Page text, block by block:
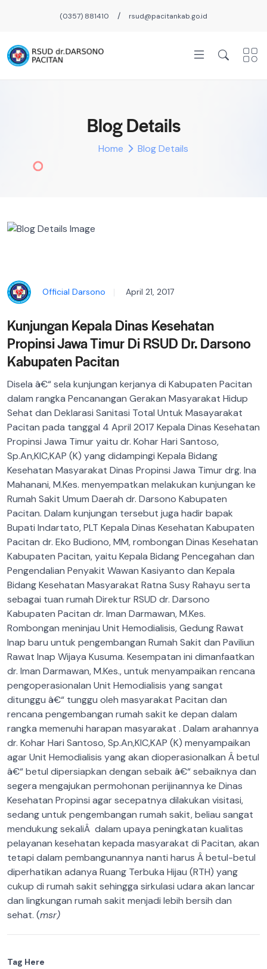
(0357) 881410 / rsud@pacitankab.go.id
Blog Details
Home Blog Details
Official Darsono April 21, 2017
Kunjungan Kepala Dinas Kesehatan
Propinsi Jawa Timur Di RSUD Dr. Darsono
Kabupaten Pacitan
Disela â€“ sela kunjungan kerjanya di Kabupaten Pacitan
dalam rangka Pencanangan Gerakan Masyarakat Hidup
Sehat dan Deklarasi Sanitasi Total Untuk Masayarakat
Pacitan pada tanggal 4 April 2017 Kepala Dinas Kesehatan
Propinsi Jawa Timur yaitu dr. Kohar Hari Santoso,
Sp.An,KIC,KAP (K) yang didampingi Kepala Bidang
Kesehatan Masyarakat Dinas Propinsi Jawa Timur drg. Ina
Mahanani, M.Kes. menyempatkan melakukan kunjungan ke
Rumah Sakit Umum Daerah dr. Darsono Kabupaten
Pacitan. Dalam kunjungan tersebut juga hadir bapak
Bupati Indartato, PLT Kepala Dinas Kesehatan Kabupaten
Pacitan dr. Eko Budiono, MM, rombongan Dinas Kesehatan
Kabupaten Pacitan, yaitu Kepala Bidang Pencegahan dan
Pengendalian Penyakit Wawan Kasiyanto dan Kepala
Bidang Kesehatan Masyarakat Ratna Susy Rahayu serta
sebagai tuan rumah Direktur RSUD dr. Darsono
Kabupaten Pacitan dr. Iman Darmawan, M.Kes.
Rombongan meninjau Unit Hemodialisis, Gedung Rawat
Inap baru untuk pengembangan Rumah Sakit dan Paviliun
Rawat Inap Wijaya Kusuma. Kesempatan ini dimanfaatkan
dr. Iman Darmawan, M.Kes., untuk menyampaikan rencana
pengoperasionalan Unit Hemodialisis yang sangat
ditunggu â€“ tunggu oleh masyarakat Pacitan dan
rencana pengembangan rumah sakit ke depan dalam
rangka memenuhi harapan masyarakat . Dalam arahannya
dr. Kohar Hari Santoso, Sp.An,KIC,KAP (K) menyampaikan
agar Unit Hemodialisis yang akan dioperasionalkan Â betul
â€“ betul dipersiapkan dengan sebaik â€“ sebaiknya dan
segera mengajukan permohonan perijinannya ke Dinas
Kesehatan Propinsi agar secepatnya dilakukan visitasi,
sedang untuk pengembangan rumah sakit, beliau sangat
mendukung sekaliÂ dalam upaya peningkatan kualitas
pelayanan kesehatan kepada masyarakat di Pacitan, akan
tetapi dalam pembangunannya nanti harus Â betul-betul
diperhatikan adanya Ruang Terbuka Hijau (RTH) yang
cukup di rumah sakit sehingga sirkulasi udara akan lancar
dan lingkungan rumah sakit menjadi lebih bersih dan
sehat. (msr)
Tag Here